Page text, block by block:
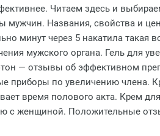
Читаем здесь и
мужчин. Названия, свойства и
минут через 5 накатила такая
мужского органа. Гель для
— отзывы об эффективном
приборы по увеличению члена.
время полового акта. Крем
с женщиной. Положительные